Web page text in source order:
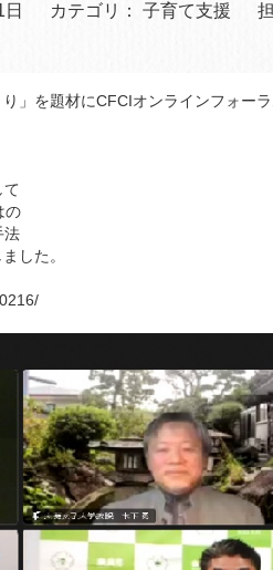
カテゴリ： 子育て支援
」を題材にCFCIオンラインフォーラ
法
した。